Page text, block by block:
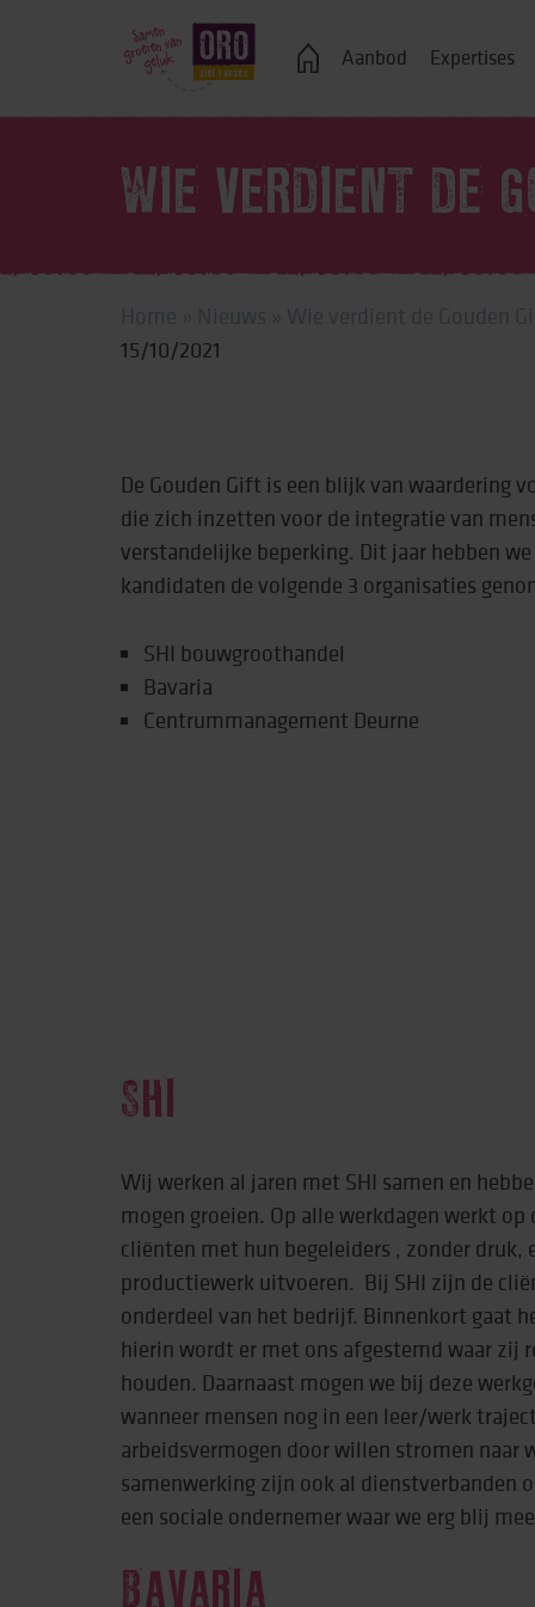
Aanbod
Ondersteuning bij
Vrije tijd
Werk &
Behandeling &
Expertises
Veelgestelde vragen
WIE VERDIENT DE
15/10/2021
De Gouden Gift is een blijk van waardering
die zich inzetten voor de integratie van
verstandelijke beperking. Dit jaar hebben
kandidaten de volgende 3 organisaties
SHI bouwgroothandel
Bavaria
Centrummanagement Deurne
SHI
Wij werken al jaren met SHI samen en
mogen groeien. Op alle werkdagen werkt op
cliënten met hun begeleiders , zonder druk,
productiewerk uitvoeren. Bij SHI zijn de
onderdeel van het bedrijf. Binnenkort gaat
hierin wordt er met ons afgestemd waar zij
houden. Daarnaast mogen we bij deze
wanneer mensen nog in een leer/werk
arbeidsvermogen door willen stromen naar
samenwerking zijn ook al dienstverbanden
een sociale ondernemer waar we erg blij
BAVARIA